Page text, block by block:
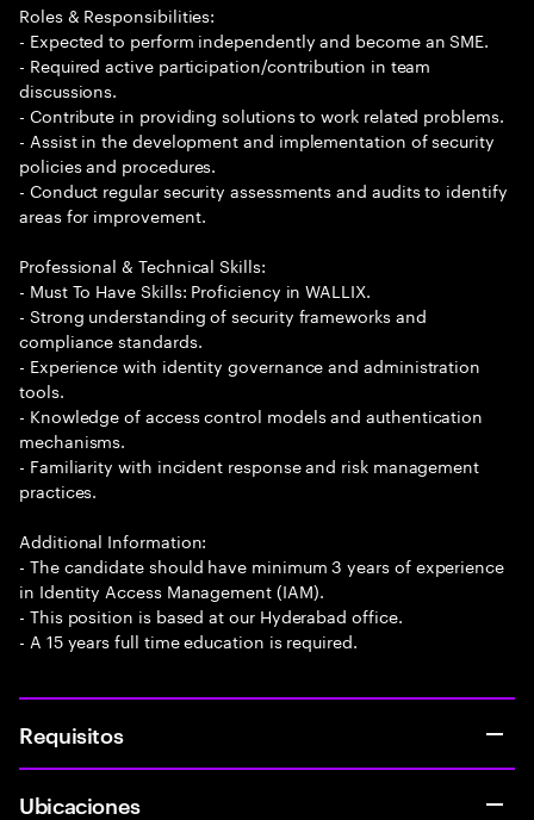
Roles & Responsibilities:
- Expected to perform independently and become an SME.
- Required active participation/contribution in team
discussions.
- Contribute in providing solutions to work related problems.
- Assist in the development and implementation of security
policies and procedures.
- Conduct regular security assessments and audits to identify
areas for improvement.
Professional & Technical Skills:
- Must To Have Skills: Proficiency in WALLIX.
- Strong understanding of security frameworks and
compliance standards.
- Experience with identity governance and administration
tools.
- Knowledge of access control models and authentication
mechanisms.
- Familiarity with incident response and risk management
practices.
Additional Information:
- The candidate should have minimum 3 years of experience
in Identity Access Management (IAM).
- This position is based at our Hyderabad office.
- A 15 years full time education is required.
Requisitos
Ubicaciones